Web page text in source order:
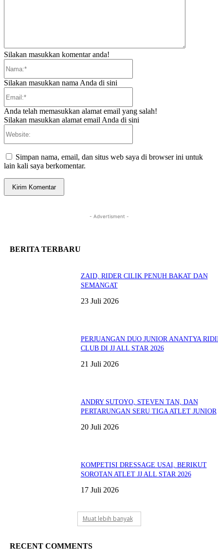
Silakan masukkan komentar anda!
Silakan masukkan nama Anda di sini
Anda telah memasukkan alamat email yang salah!
Silakan masukkan alamat email Anda di sini
Simpan nama, email, dan situs web saya di browser ini untuk
lain kali saya berkomentar.
- Advertisment -
BERITA TERBARU
ZAID, RIDER CILIK PENUH BAKAT DAN
SEMANGAT
23 Juli 2026
PERJUANGAN DUO JUNIOR ANANTYA
CLUB DI JJ ALL STAR 2026
21 Juli 2026
ANDRY SUTOYO, STEVEN TAN, DAN
PERTARUNGAN SERU TIGA ATLET JUNIOR
20 Juli 2026
KOMPETISI DRESSAGE USAI, BERIKUT
SOROTAN ATLET JJ ALL STAR 2026
17 Juli 2026
Muat lebih banyak
RECENT COMMENTS